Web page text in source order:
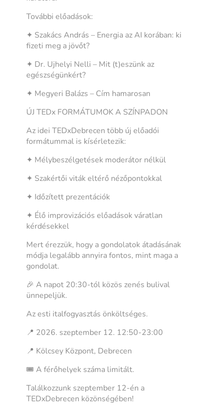
További előadások:
✦ Szakács András – Energia az AI korában: ki
fizeti meg a jövőt?
✦ Dr. Ujhelyi Nelli – Mit (t)eszünk az
egészségünkért?
✦ Megyeri Balázs – Cím hamarosan
ÚJ TEDx FORMÁTUMOK A SZÍNPADON
Az idei TEDxDebrecen több új előadói
formátummal is kísérletezik:
✦ Mélybeszélgetések moderátor nélkül
✦ Szakértői viták eltérő nézőpontokkal
✦ Időzített prezentációk
✦ Élő improvizációs előadások váratlan
kérdésekkel
Mert érezzük, hogy a gondolatok átadásának
módja legalább annyira fontos, mint maga a
gondolat.
🎉 A napot 20:30-tól közös zenés bulival
ünnepeljük.
Az esti italfogyasztás önköltséges.
📍 2026. szeptember 12. 12:50-23:00
📍 Kölcsey Központ, Debrecen
🎟️ A férőhelyek száma limitált.
Találkozzunk szeptember 12-én a
TEDxDebrecen közönségében!